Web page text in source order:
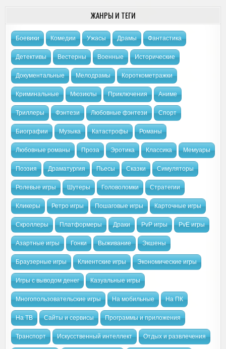
ЖАНРЫ И ТЕГИ
Боевики Комедии Ужасы Драмы Фантастика
Детективы Вестерны Военные Исторические
Документальные Мелодрамы Короткометражки
Криминальные Мюзиклы Приключения Аниме
Триллеры Фэнтези Любовные фэнтези Спорт
Биографии Музыка Катастрофы Романы
Любовные романы Проза Эротика Классика Мемуары
Поэзия Драматургия Пьесы Сказки Симуляторы
Ролевые игры Шутеры Головоломки Стратегии
Кликеры Ретро игры Пошаговые игры Карточные игры
Скроллеры Платформеры Драки PvP игры PvE игры
Азартные игры Гонки Выживание Экшены
Браузерные игры Клиентские игры Экономические игры
Игры с выводом денег Казуальные игры
Многопользовательские игры На мобильные На ПК
На ТВ Сайты и сервисы Программы и приложения
Транспорт Искусственный интеллект Отдых и развлечения